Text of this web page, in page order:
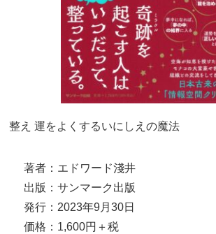
整え 運をよくするいにしえの魔法
著者：エドワード淺井
出版：サンマーク出版
発行：2023年9月30日
価格：1,600円＋税